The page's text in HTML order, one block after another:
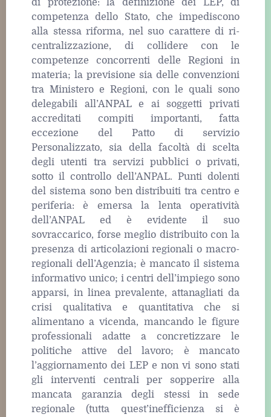
competenza dello Stato, che impediscono
alla stessa riforma, nel suo carattere di ri-
centralizzazione, di collidere con le
competenze concorrenti delle Regioni in
materia; la previsione sia delle convenzioni
tra Ministero e Regioni, con le quali sono
delegabili all’ANPAL e ai soggetti privati
accreditati compiti importanti, fatta
eccezione del Patto di servizio
Personalizzato, sia della facoltà di scelta
degli utenti tra servizi pubblici o privati,
sotto il controllo dell’ANPAL. Punti dolenti
del sistema sono ben distribuiti tra centro e
periferia: è emersa la lenta operatività
dell’ANPAL ed è evidente il suo
sovraccarico, forse meglio distribuito con la
presenza di articolazioni regionali o macro-
regionali dell’Agenzia; è mancato il sistema
informativo unico; i centri dell’impiego sono
apparsi, in linea prevalente, attanagliati da
crisi qualitativa e quantitativa che si
alimentano a vicenda, mancando le figure
professionali adatte a concretizzare le
politiche attive del lavoro; è mancato
l’aggiornamento dei LEP e non vi sono stati
gli interventi centrali per sopperire alla
mancata garanzia degli stessi in sede
regionale (tutta quest’inefficienza si è